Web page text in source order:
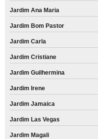
Jardim Ana Maria
Jardim Bom Pastor
Jardim Carla
Jardim Cristiane
Jardim Guilhermina
Jardim Irene
Jardim Jamaica
Jardim Las Vegas
Jardim Magali